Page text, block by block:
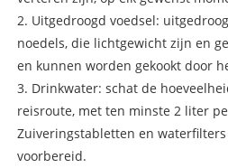
2. Uitgedroogd voedsel:
noedels, die lichtgewicht zijn en
en kunnen worden gekookt door
3. Drinkwater: schat de
reisroute, met ten minste 2 liter
Zuiveringstabletten en
voorbereid.